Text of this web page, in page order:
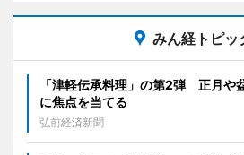
みん経トピッ
「津軽伝承料理」の第2弾 正月や
に焦点を当てる
弘前経済新聞